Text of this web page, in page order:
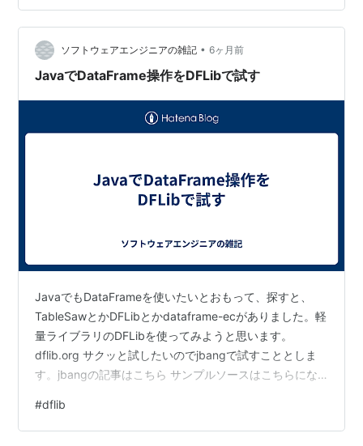
ックス設定後に、以下のコードを実行して…
ソフトウェアエンジニアの雑記 • 6ヶ月前
JavaでDataFrame操作をDFLibで試す
JavaでもDataFrameを使いたいとおもって、探すと、
TableSawとかDFLibとかdataframe-ecがありました。軽
量ライブラリのDFLibを使ってみようと思います。
dflib.org サクッと試したいのでjbangで試すこととしま
す。jbangの記事はこちら サンプルソースはこちらにな
· GitHub DataFrameに読み込ませて、ソートする 対象の
データファイルは下記のようになっています。 data.tsv
#dflib